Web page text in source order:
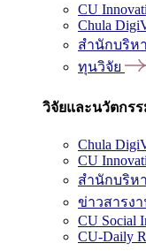
CU
Chula
สำนักบริห
ทุนวิจัย
วิจัยและนวัตกร
Chula
CU
สำนักบริห
ข่าวสารง
CU Social
CU-Daily